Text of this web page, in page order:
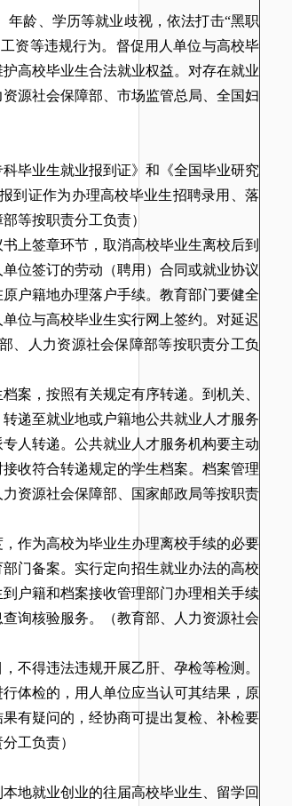
龄、学历等就业歧视，依法打击“黑职
资等违规行为。督促用人单位与高校毕
高校毕业生合法就业权益。对存在就业
资源社会保障部、市场监管总局、全国妇
毕业生就业报到证》和《全国毕业研究
到证作为办理高校毕业生招聘录用、落
等按职责分工负责）
上签章环节，取消高校毕业生离校后到
位签订的劳动（聘用）合同或就业协议
户籍地办理落户手续。教育部门要健全
位与高校毕业生实行网上签约。对延迟
、人力资源社会保障部等按职责分工负
案，按照有关规定有序转递。到机关、
递至就业地或户籍地公共就业人才服务
人转递。公共就业人才服务机构要主动
收符合转递规定的学生档案。档案管理
力资源社会保障部、国家邮政局等按职责
作为高校为毕业生办理离校手续的必要
门备案。实行定向招生就业办法的高校
户籍和档案接收管理部门办理相关手续
询核验服务。
（教育部、人力资源社会
不得违法违规开展乙肝、孕检等检测。
体检的，用人单位应当认可其结果，原
有疑问的，经协商可提出复检、补检要
工负责）
地就业创业的往届高校毕业生、留学回